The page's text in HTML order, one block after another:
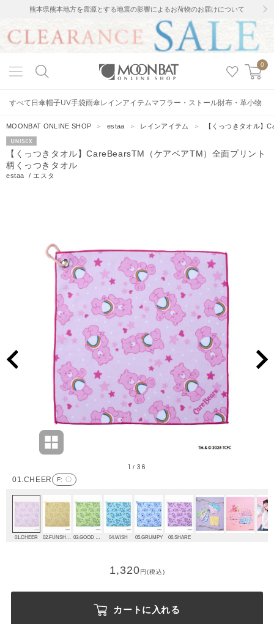
熊本県熊本地方を震源とする地震の影響によるお荷物のお届けについて
0
すべて 日傘帽子UV手袋雨傘レインアイテムマフラー・ストール財布・革小物
MOONBAT ONLINE SHOP ＞estaa ＞ レインアイテム ＞ 【くっつきタオル】
UNISEX
【くっつきタオル】CareBearsTM（ケアベアTM）全面プリント
柄くっつきタオル
estaa / エスタ
01.CHEER F: 〇
1 /36
01.CHEER 04.WISH 05.GRUMPY 06.SHARE
1,320円(税込)
カートに入れる